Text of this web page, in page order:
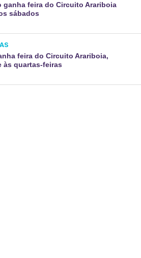
ganha feira do Circuito Arariboia
sábados
feira do Circuito Arariboia,
às quartas-feiras